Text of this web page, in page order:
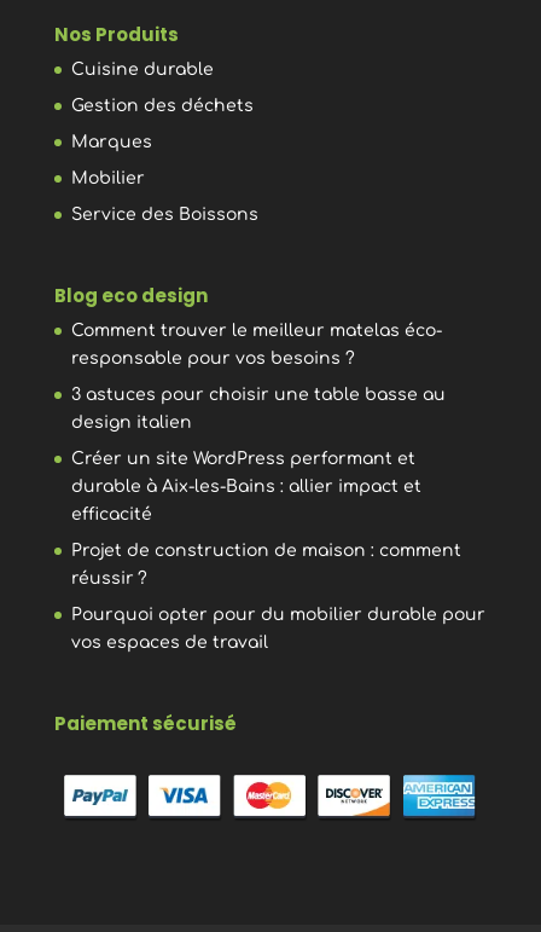
Nos Produits
Cuisine durable
Gestion des déchets
Marques
Mobilier
Service des Boissons
Blog eco design
Comment trouver le meilleur matelas éco-
responsable pour vos besoins ?
3 astuces pour choisir une table basse au
design italien
Créer un site WordPress performant et
durable à Aix-les-Bains : allier impact et
efficacité
Projet de construction de maison : comment
réussir ?
Pourquoi opter pour du mobilier durable pour
vos espaces de travail
Paiement sécurisé